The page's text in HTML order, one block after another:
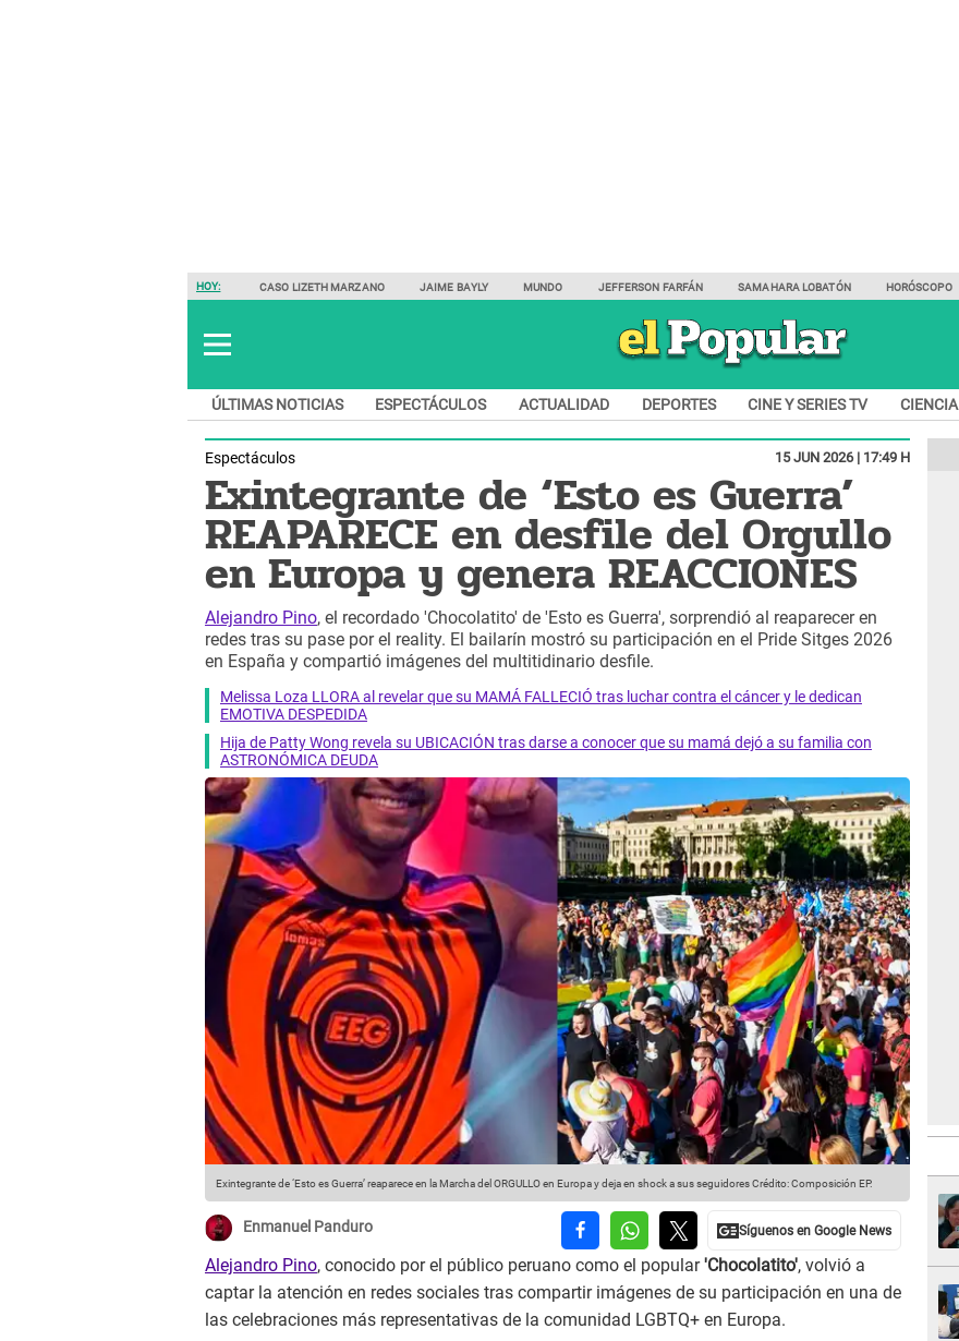
HOY: CASO LIZETH MARZANO JAIME BAYLY MUNDO JEFFERSON FARFÁN SAMAHARA LOBATÓN HORÓSCOPO
ÚLTIMAS NOTICIAS ESPECTÁCULOS ACTUALIDAD DEPORTES CINE Y SERIES TV CIENCIA
Espectáculos 15 JUN 2026 | 17:49 H
Exintegrante de ‘Esto es Guerra’
REAPARECE en desfile del Orgullo
en Europa y genera REACCIONES
Alejandro Pino, el recordado 'Chocolatito' de 'Esto es Guerra', sorprendió al reaparecer en
redes tras su pase por el reality. El bailarín mostró su participación en el Pride Sitges 2026
en España y compartió imágenes del multitidinario desfile.
Melissa Loza LLORA al revelar que su MAMÁ FALLECIÓ tras luchar contra el cáncer y le dedican
EMOTIVA DESPEDIDA
Hija de Patty Wong revela su UBICACIÓN tras darse a conocer que su mamá dejó a su familia con
ASTRONÓMICA DEUDA
Exintegrante de ‘Esto es Guerra’ reaparece en la Marcha del ORGULLO en Europa y deja en shock a sus seguidoresCrédito: Composición EP.
Enmanuel Panduro
Alejandro Pino, conocido por el público peruano como el popular'Chocolatito', volvió a
captar la atención en redes sociales tras compartir imágenes de su participación en una de
las celebraciones más representativas de la comunidad LGBTQ+ en Europa.